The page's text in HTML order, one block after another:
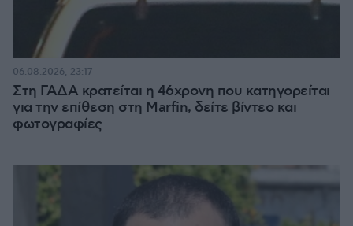
Στη ΓΑΔΑ κρατείται η 46χρονη που κατηγορείται
για την επίθεση στη Marfin, δείτε βίντεο και
φωτογραφίες
06.08.2026, 23:17